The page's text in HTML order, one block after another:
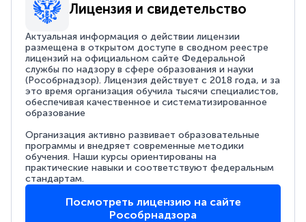
Лицензия и свидетельство
Актуальная информация о действии лицензии
размещена в открытом доступе в сводном реестре
лицензий на официальном сайте Федеральной
службы по надзору в сфере образования и науки
(Рособрнадзор). Лицензия действует с 2018 года, и за
это время организация обучила тысячи специалистов,
обеспечивая качественное и систематизированное
образование
Организация активно развивает образовательные
программы и внедряет современные методики
обучения. Наши курсы ориентированы на
практические навыки и соответствуют федеральным
стандартам.
Посмотреть лицензию на сайте
Рособрнадзора